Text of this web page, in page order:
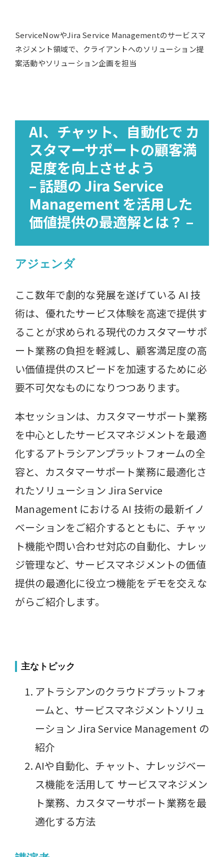
ServiceNowやJira Service Managementのサービスマ
ネジメント領域で、クライアントへのソリューション提
案活動やソリューション企画を担当
AI、チャット、自動化で カ
スタマーサポートの顧客満
足度を向上させよう
– 話題の Jira Service
Management を活用した
価値提供の最適解とは？ –
アジェンダ
ここ数年で劇的な発展を遂げている AI 技
術は、優れたサービス体験を高速で提供す
ることが求められる現代のカスタマーサポ
ート業務の負担を軽減し、顧客満足度の高
い価値提供のスピードを加速するために必
要不可欠なものになりつつあります。
本セッションは、カスタマーサポート業務
を中心としたサービスマネジメントを最適
化するアトラシアンプラットフォームの全
容と、カスタマーサポート業務に最適化さ
れたソリューション Jira Service
Management における AI 技術の最新イノ
ベーションをご紹介するとともに、チャッ
ト機能や問い合わせ対応の自動化、ナレッ
ジ管理など、サービスマネジメントの価値
提供の最適化に役立つ機能をデモを交えな
がらご紹介します。
主なトピック
アトラシアンのクラウドプラットフォ
ームと、サービスマネジメントソリュ
ーション Jira Service Management の
紹介
AIや自動化、チャット、ナレッジベー
ス機能を活用して サービスマネジメン
ト業務、カスタマーサポート業務を最
適化する方法